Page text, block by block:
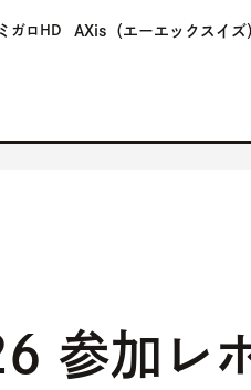
ミガロHD AXis（エーエックスイズ
参加レ